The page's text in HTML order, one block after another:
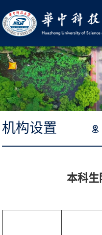
机构设置
本科生